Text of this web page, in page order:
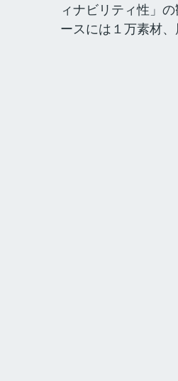
ィナビリティ性」
ースには１万素材、